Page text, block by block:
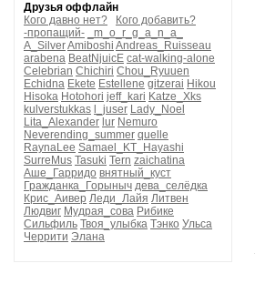
Друзья оффлайн
Кого давно нет?
Кого добавить?
-пропащий-
_m_o_r_g_a_n_a_
A_SilverAmiboshi Andreas_Ruisseau
arabena BeatNjuicE cat-walking-alone
Celebrian Chichiri Chou_Ryuuen
Echidna Ekete Estellene gitzerai Hikou
Hisoka Hotohori jeff_kari Katze_Xks
kulverstukkas
l_juser Lady_Noel
Lita_Alexander lur Nemuro
Neverending_summer quelle
RaynaLee Samael_KT_Hayashi
SurreMus Tasuki Tern zaichatina
Аше_Гарридо внятный_куст
Гражданка_Горыныч дева_селёдка
Крис_Аивер Леди_Лайя Литвен
Людвиг Мудрая_сова Рибике
Сильфиль Твоя_улыбка Тэнко Ульса
Черрити Элана